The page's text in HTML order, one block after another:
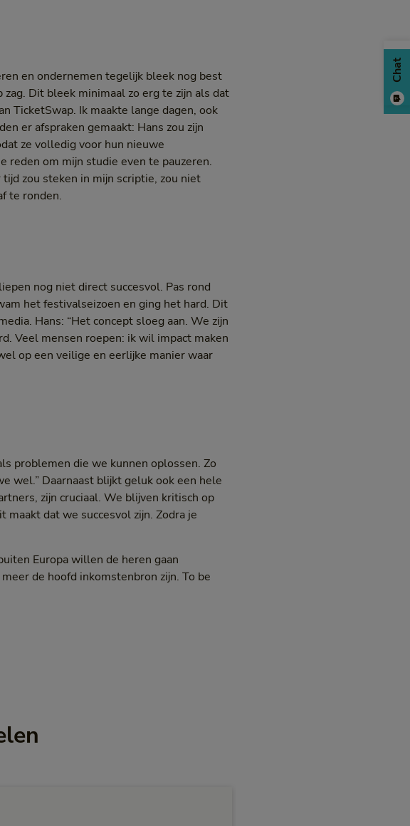
en ondernemen tegelijk bleek nog best
Dit bleek minimaal zo erg te zijn als dat
TicketSwap. Ik maakte lange dagen, ook
er afspraken gemaakt: Hans zou zijn
ze volledig voor hun nieuwe
reden om mijn studie even te pauzeren.
zou steken in mijn scriptie, zou niet
te ronden.
nog niet direct succesvol. Pas rond
het festivalseizoen en ging het hard. Dit
Hans: “Het concept sloeg aan. We zijn
Veel mensen roepen: ik wil impact maken
op een veilige en eerlijke manier waar
problemen die we kunnen oplossen. Zo
wel.” Daarnaast blijkt geluk ook een hele
zijn cruciaal. We blijven kritisch op
dat we succesvol zijn. Zodra je
Europa willen de heren gaan
de hoofd inkomstenbron zijn. To be
Chat